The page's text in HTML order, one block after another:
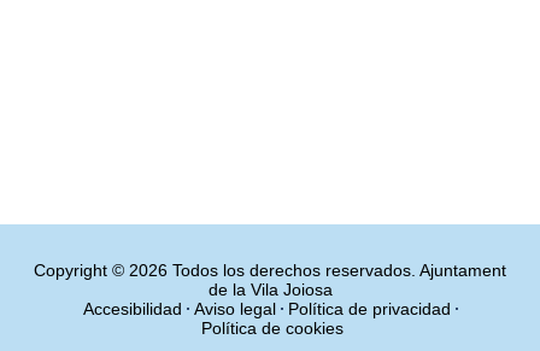
Copyright © 2026 Todos los derechos reservados. Ajuntament
de la Vila Joiosa
Accesibilidad
Aviso legal
Política de privacidad
Política de cookies